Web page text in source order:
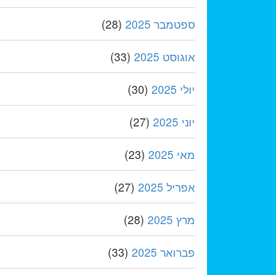
ספטמבר 2025 (28)
אוגוסט 2025 (33)
יולי 2025 (30)
יוני 2025 (27)
מאי 2025 (23)
אפריל 2025 (27)
מרץ 2025 (28)
פברואר 2025 (33)